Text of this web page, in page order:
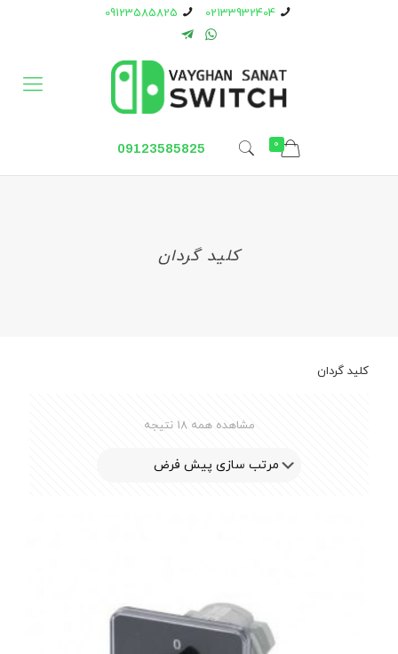
02133932404
09123585825
0
09123585825
کلید گردان
کلید گردان
مشاهده همه 18 نتیجه